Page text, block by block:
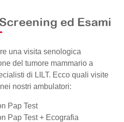
ed Esami
una visita senologica
del tumore mammario a
di LILT. Ecco quali visite
nostri ambulatori:
Pap Test
Pap Test + Ecografia